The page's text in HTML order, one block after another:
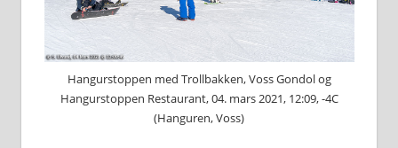
Hangurstoppen med Trollbakken, Voss Gondol og
Hangurstoppen Restaurant, 04. mars 2021, 12:09, -4C
(Hanguren, Voss)